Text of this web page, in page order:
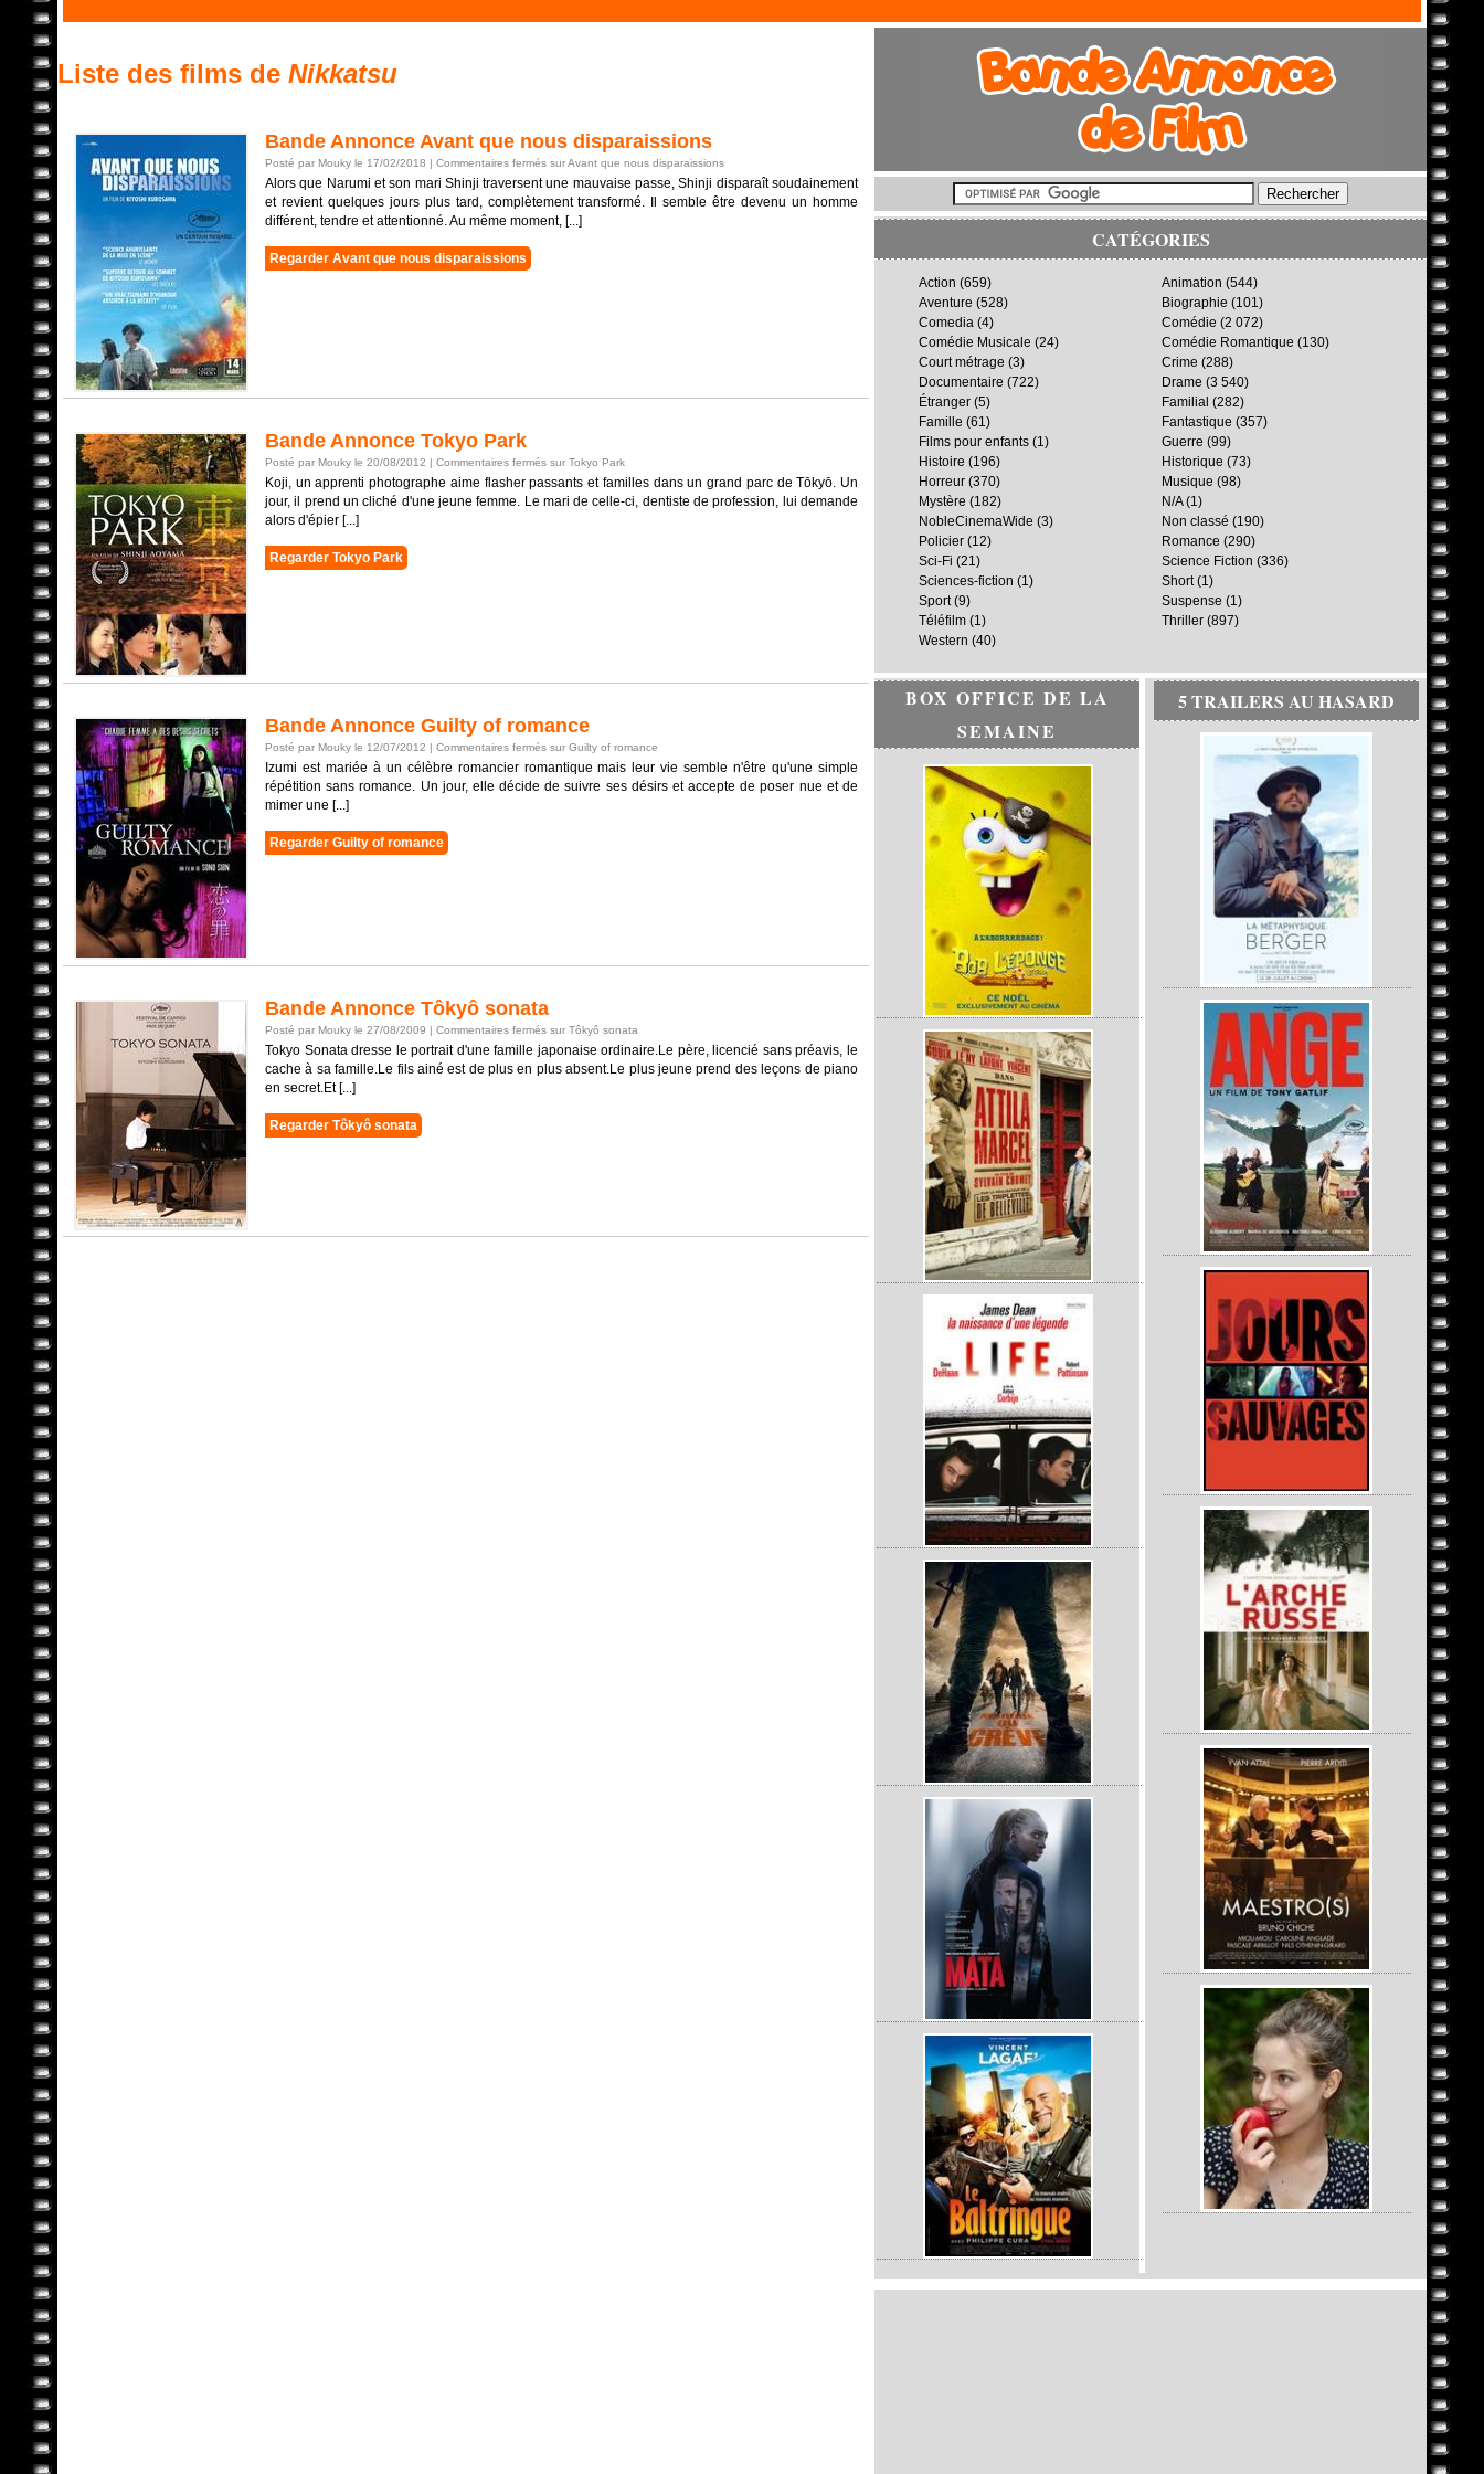
Liste des films de Nikkatsu
Bande Annonce Avant que nous disparaissions
Posté par Mouky le 17/02/2018 | Commentaires fermés sur Avant que nous disparaissions
Alors que Narumi et son mari Shinji traversent une mauvaise passe, Shinji disparaît soudainement
et revient quelques jours plus tard, complètement transformé. Il semble être devenu un homme
différent, tendre et attentionné. Au même moment, [...]
Regarder Avant que nous disparaissions
Bande Annonce Tokyo Park
Posté par Mouky le 20/08/2012 | Commentaires fermés sur Tokyo Park
Koji, un apprenti photographe aime flasher passants et familles dans un grand parc de Tōkyō. Un
jour, il prend un cliché d'une jeune femme. Le mari de celle-ci, dentiste de profession, lui demande
alors d'épier [...]
Regarder Tokyo Park
Bande Annonce Guilty of romance
Posté par Mouky le 12/07/2012 | Commentaires fermés sur Guilty of romance
Izumi est mariée à un célèbre romancier romantique mais leur vie semble n'être qu'une simple
répétition sans romance. Un jour, elle décide de suivre ses désirs et accepte de poser nue et de
mimer une [...]
Regarder Guilty of romance
Bande Annonce Tôkyô sonata
Posté par Mouky le 27/08/2009 | Commentaires fermés sur Tôkyô sonata
Tokyo Sonata dresse le portrait d'une famille japonaise ordinaire.Le père, licencié sans préavis, le
cache à sa famille.Le fils ainé est de plus en plus absent.Le plus jeune prend des leçons de piano
en secret.Et [...]
Regarder Tôkyô sonata
CATÉGORIES
Action (659) Animation (544)
Aventure (528) Biographie (101)
Comedia (4) Comédie (2 072)
Comédie Musicale (24) Comédie Romantique (130)
Court métrage (3) Crime (288)
Documentaire (722) Drame (3 540)
Étranger (5) Familial (282)
Famille (61) Fantastique (357)
Films pour enfants (1) Guerre (99)
Histoire (196) Historique (73)
Horreur (370) Musique (98)
Mystère (182) N/A(1)
NobleCinemaWide (3) Non classé (190)
Policier (12) Romance (290)
Sci-Fi (21) Science Fiction (336)
Sciences-fiction (1) Short(1)
Sport(9) Suspense (1)
Téléfilm (1) Thriller (897)
Western (40)
BOX OFFICE DE LA
SEMAINE
5 TRAILERS AU HASARD